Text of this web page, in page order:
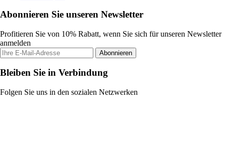
Abonnieren Sie unseren Newsletter
Profitieren Sie von 10% Rabatt, wenn Sie sich für unseren Newsletter
anmelden
Abonnieren
Bleiben Sie in Verbindung
Folgen Sie uns in den sozialen Netzwerken